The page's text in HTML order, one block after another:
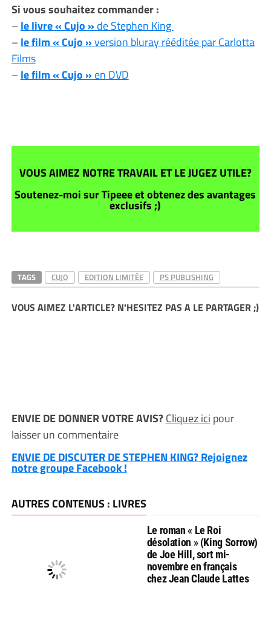
Si vous souhaitez commander :
–le livre « Cujo »de Stephen King
–le film « Cujo »version bluray rééditée par Carlotta
Films
–le film « Cujo »en DVD
VOUS AIMEZ NOTRE TRAVAIL ET LE JUGEZ UTILE?
Soutenez-moi sur Tipeee et obtenez des avantages
exclusifs ;)
TAGS CUJO EDITION LIMITÉE PS PUBLISHING
VOUS AIMEZ L'ARTICLE? N'HESITEZ PAS A LE PARTAGER ;)
ENVIE DE DONNER VOTRE AVIS?Cliquez ici pour
laisser un commentaire
ENVIE DE DISCUTER DE STEPHEN KING? Rejoignez
notre groupe Facebook !
AUTRES CONTENUS : LIVRES
Le roman « Le Roi
désolation » (King Sorrow)
de Joe Hill, sort mi-
novembre en français
chez Jean Claude Lattes